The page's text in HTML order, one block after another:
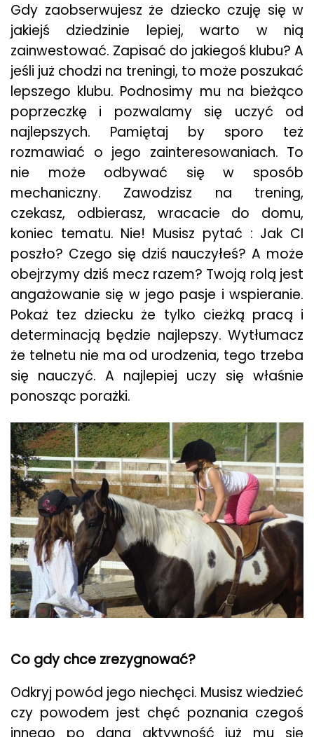
Gdy zaobserwujesz że dziecko czuję się w
jakiejś dziedzinie lepiej, warto w nią
zainwestować. Zapisać do jakiegoś klubu? A
jeśli już chodzi na treningi, to może poszukać
lepszego klubu. Podnosimy mu na bieżąco
poprzeczkę i pozwalamy się uczyć od
najlepszych. Pamiętaj by sporo też
rozmawiać o jego zainteresowaniach. To
nie może odbywać się w sposób
mechaniczny. Zawodzisz na trening,
czekasz, odbierasz, wracacie do domu,
koniec tematu. Nie! Musisz pytać : Jak CI
poszło? Czego się dziś nauczyłeś? A może
obejrzymy dziś mecz razem? Twoją rolą jest
angażowanie się w jego pasje i wspieranie.
Pokaż tez dziecku że tylko cieżką pracą i
determinacją będzie najlepszy. Wytłumacz
że telnetu nie ma od urodzenia, tego trzeba
się nauczyć. A najlepiej uczy się właśnie
ponosząc porażki.
Co gdy chce zrezygnować?
Odkryj powód jego niechęci. Musisz wiedzieć
czy powodem jest chęć poznania czegoś
innego po dana aktywność już mu się